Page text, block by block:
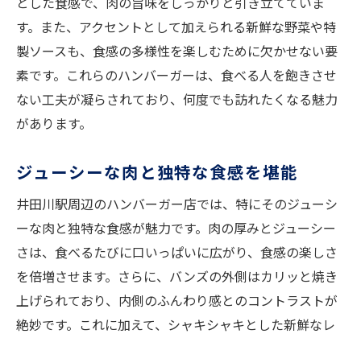
駅前の絶品ハンバーガー巡り
ハンバーガーの食感で選ぶ名店
井田川駅で食感を追求する旅
地元で話題のハンバーガーを探す
駅近のおすすめハンバーガースポット
食感重視のハンバーガーを選ぶ理由
食感が際立つバンズの秘密
ジューシーな肉とふんわりバンズの調和
食感で選ぶハンバーガーの楽しみ方
絶妙な食感を生むバンズの選び方
バンズと肉の食感が織りなすハーモニー
す。また、アクセントとして加えられる新鮮な野菜や特
製ソースも、食感の多様性を楽しむために欠かせない要
素です。これらのハンバーガーは、食べる人を飽きさせ
ない工夫が凝らされており、何度でも訪れたくなる魅力
があります。
ジューシーな肉と独特な食感を堪能
井田川駅周辺のハンバーガー店では、特にそのジューシ
ーな肉と独特な食感が魅力です。肉の厚みとジューシー
さは、食べるたびに口いっぱいに広がり、食感の楽しさ
を倍増させます。さらに、バンズの外側はカリッと焼き
上げられており、内側のふんわり感とのコントラストが
絶妙です。これに加えて、シャキシャキとした新鮮なレ